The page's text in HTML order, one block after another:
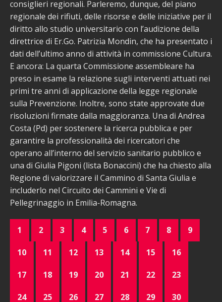
consiglieri regionali. Parleremo, dunque, del piano
regionale dei rifiuti, delle risorse e delle iniziative per il
diritto allo studio universitario con l’audizione della
direttrice di Er.Go. Patrizia Mondin, che ha presentato i
dati dell’ultimo anno di attività in commissione Cultura.
E ancora: La quarta Commissione assembleare ha
preso in esame la relazione sugli interventi attuati nei
primi tre anni di applicazione della legge regionale
sulla Prevenzione. Inoltre, sono state approvate due
risoluzioni firmate dalla maggioranza. Una di Andrea
Costa (Pd) per sostenere la ricerca pubblica e per
garantire la professionalità dei ricercatori che
operano all’interno del servizio sanitario pubblico e
una di Giulia Pigoni (lista Bonaccini) che ha chiesto alla
Regione di valorizzare il Cammino di Santa Giulia e
includerlo nel Circuito dei Cammini e Vie di
Pellegrinaggio in Emilia-Romagna.
1 2 3 4 5 6 7 8 9
10 11 12 13 14 15 16
17 18 19 20 21 22 23
24 25 26 27 28 29 30